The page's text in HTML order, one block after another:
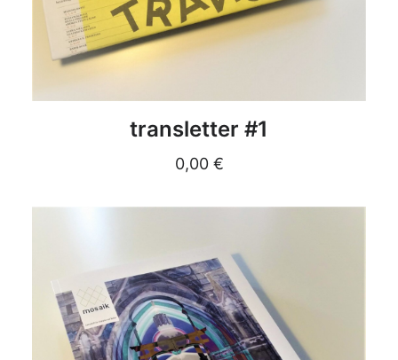
DETAILS
transletter #1
0,00 €